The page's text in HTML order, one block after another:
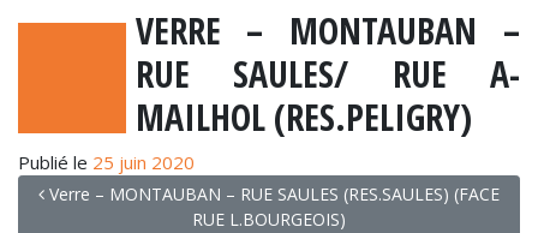
VERRE – MONTAUBAN –
RUE SAULES/ RUE A-
MAILHOL (RES.PELIGRY)
Publié le 25 juin 2020
NAVIGATION
Verre – MONTAUBAN – RUE SAULES (RES.SAULES) (FACE
RUE L.BOURGEOIS)